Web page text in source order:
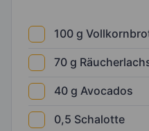
100 g
70 g
40 g Avocados
0,5 Schalotte